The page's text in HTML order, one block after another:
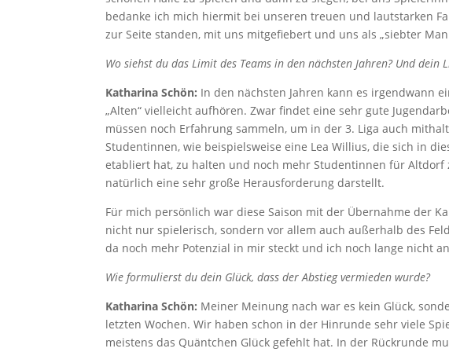
bedanke ich mich hiermit bei unseren treuen und lautstarken
zur Seite standen, mit uns mitgefiebert und uns als „siebter
Wo siehst du das Limit des Teams in den nächsten Jahren? Und
Katharina Schön: In den nächsten Jahren kann es irgendwann
„Alten“ vielleicht aufhören. Zwar findet eine sehr gute
müssen noch Erfahrung sammeln, um in der 3. Liga auch
Studentinnen, wie beispielsweise eine Lea Willius, die sich in
etabliert hat, zu halten und noch mehr Studentinnen für
natürlich eine sehr große Herausforderung darstellt.
Für mich persönlich war diese Saison mit der Übernahme der
nicht nur spielerisch, sondern vor allem auch außerhalb des
da noch mehr Potenzial in mir steckt und ich noch lange nicht
Wie formulierst du dein Glück, dass der Abstieg vermieden wurde?
Katharina Schön: Meiner Meinung nach war es kein Glück,
letzten Wochen. Wir haben schon in der Hinrunde sehr viele
meistens das Quäntchen Glück gefehlt hat. In der Rückrunde